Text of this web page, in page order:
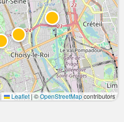
Leaflet| ©OpenStreetMapcontributors